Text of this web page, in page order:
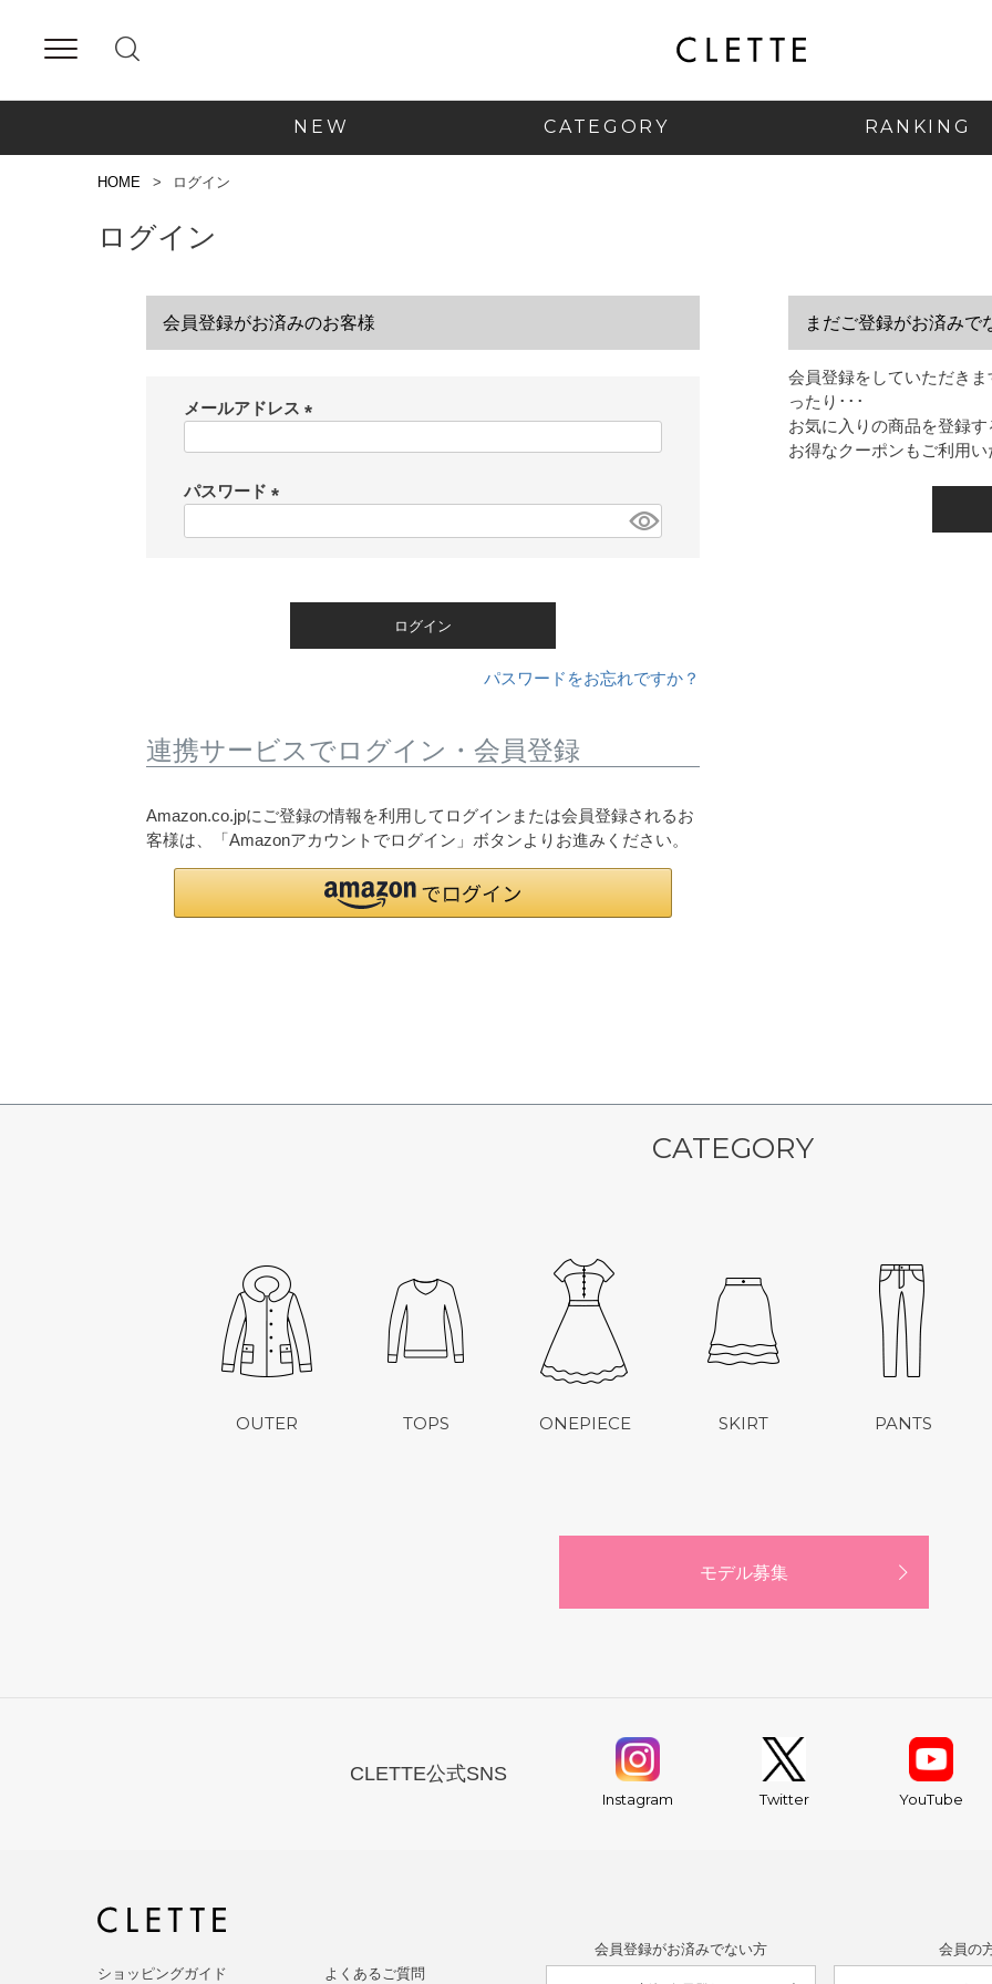
NEW CATEGORY RANKING
HOME ログイン
ログイン
会員登録がお済みのお客様
メールアドレス
パスワード
ログイン
パスワードをお忘れですか？
連携サービスでログイン・会員登録
Amazon.co.jpにご登録の情報を利用してログインまたは会員登録されるお
客様は、「Amazonアカウントでログイン」ボタンよりお進みください。
まだご登録がお済みで
会員登録をしていただき
ったり･･･
お気に入りの商品を登録
お得なクーポンもご利用
CATEGORY
OUTER TOPS ONEPIECE SKIRT PANTS
モデル募集
CLETTE公式SNS
Instagram Twitter YouTube
会員登録がお済みでない方 会員の
ショッピングガイド よくあるご質問